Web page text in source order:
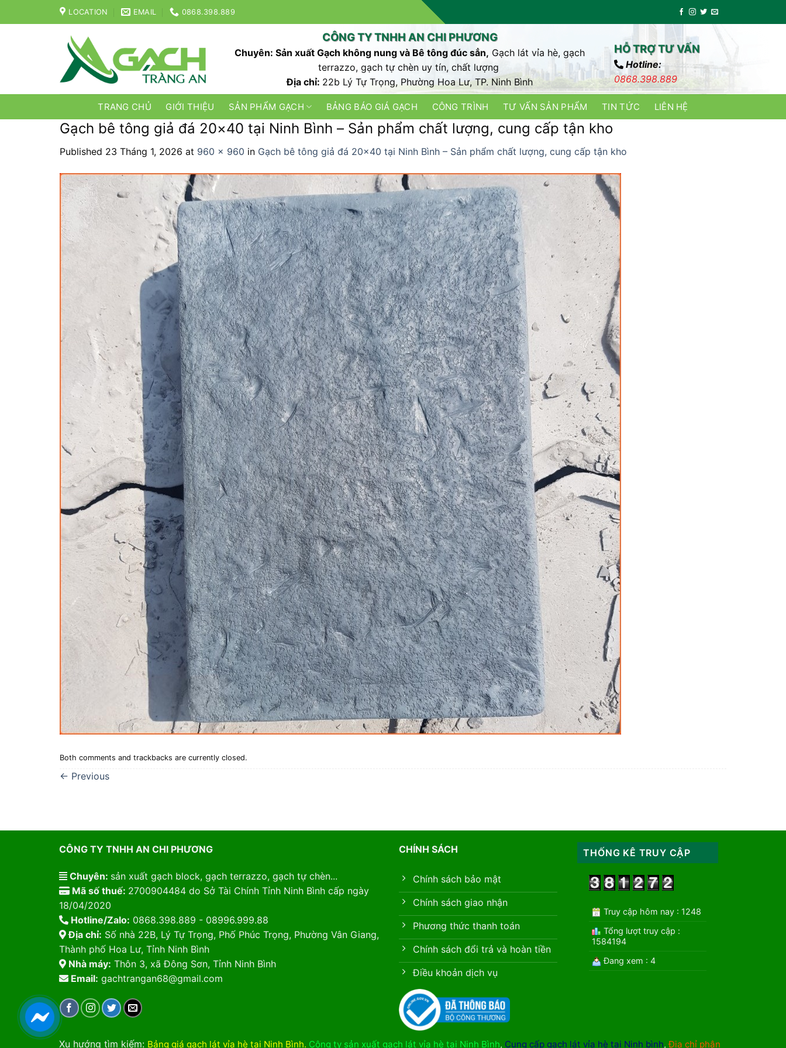
to
LOCATION EMAIL 0868.398.889
CÔNG TY TNHH AN CHI PHƯƠNG
Chuyên: Sản xuất Gạch không nung và Bê tông đúc sẳn, Gạch lát vỉa hè, gạch
terrazzo, gạch tự chèn uy tín, chất lượng
Địa chỉ: 22b Lý Tự Trọng, Phường Hoa Lư, TP. Ninh Bình
HỖ TRỢ TƯ VẤN
Hotline:
0868.398.889
TRANG CHỦ GIỚI THIỆU SẢN PHẨM GẠCH BẢNG BÁO GIÁ GẠCH CÔNG TRÌNH TƯ VẤN SẢN PHẨM TIN TỨC LIÊN HỆ
Gạch bê tông giả đá 20×40 tại Ninh Bình – Sản phẩm chất lượng, cung cấp tận kho
Published 23 Tháng 1, 2026 at 960 × 960 in Gạch bê tông giả đá 20×40 tại Ninh Bình – Sản phẩm chất lượng, cung cấp tận kho
Both comments and trackbacks are currently closed.
← Previous
CÔNG TY TNHH AN CHI PHƯƠNG
Chuyên: sản xuất gạch block, gạch terrazzo, gạch tự chèn...
Mã số thuế: 2700904484 do Sở Tài Chính Tỉnh Ninh Bình cấp ngày
18/04/2020
Hotline/Zalo: 0868.398.889 - 08996.999.88
Địa chỉ: Số nhà 22B, Lý Tự Trọng, Phố Phúc Trọng, Phường Vân Giang,
Thành phố Hoa Lư, Tỉnh Ninh Bình
Nhà máy: Thôn 3, xã Đông Sơn, Tỉnh Ninh Bình
Email: gachtrangan68@gmail.com
CHÍNH SÁCH
Chính sách bảo mật
Chính sách giao nhận
Phương thức thanh toán
Chính sách đổi trả và hoàn tiền
Điều khoản dịch vụ
THỐNG KÊ TRUY CẬP
Truy cập hôm nay : 1248
Tổng lượt truy cập :
1584194
Đang xem : 4
Xu hướng tìm kiếm: Bảng giá gạch lát vỉa hè tại Ninh Bình. Công ty sản xuất gạch lát vỉa hè tại Ninh Bình, Cung cấp gạch lát vỉa hè tại Ninh bình,Địa chỉ phân